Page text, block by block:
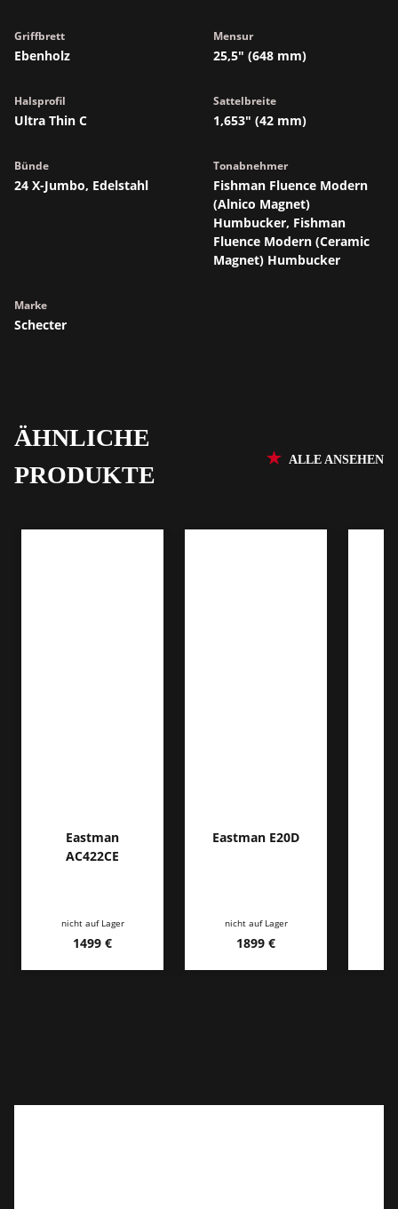
Griffbrett
Ebenholz
Mensur
25,5" (648 mm)
Halsprofil
Ultra Thin C
Sattelbreite
1,653" (42 mm)
Bünde
24 X-Jumbo, Edelstahl
Tonabnehmer
Fishman Fluence Modern
(Alnico Magnet)
Humbucker, Fishman
Fluence Modern (Ceramic
Magnet) Humbucker
Marke
Schecter
ÄHNLICHE
PRODUKTE
ALLE ANSEHEN
Eastman
AC422CE
nicht auf Lager
1499 €
Eastman E20D
nicht auf Lager
1899 €